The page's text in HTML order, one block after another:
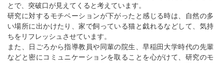
とで、突破口が見えてくると考えています。
研究に対するモチベーションが下がったと感じる時は、自然の多
い場所に出かけたり、家で飼っている猫と戯れるなどして、気持
ちをリフレッシュさせています。
また、日ごろから指導教員や同輩の院生、早稲田大学時代の先輩
などと密にコミュニケーションを取ることを心がけて、研究のモ